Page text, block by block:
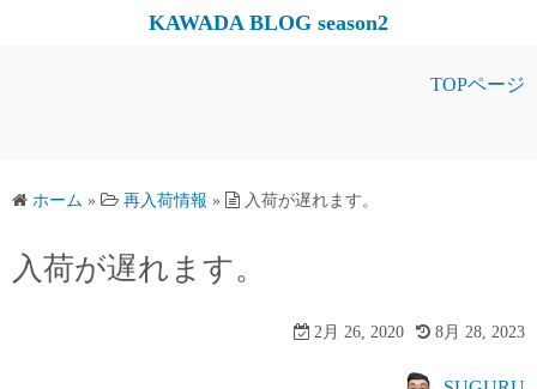
ス
KAWADA BLOG season2
TOPページ
ホーム » 再入荷情報 » 入荷が遅れます。
入荷が遅れます。
2月 26, 2020 8月 28, 2023